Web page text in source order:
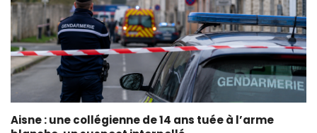
Aisne : une collégienne de 14 ans tuée à l’arme